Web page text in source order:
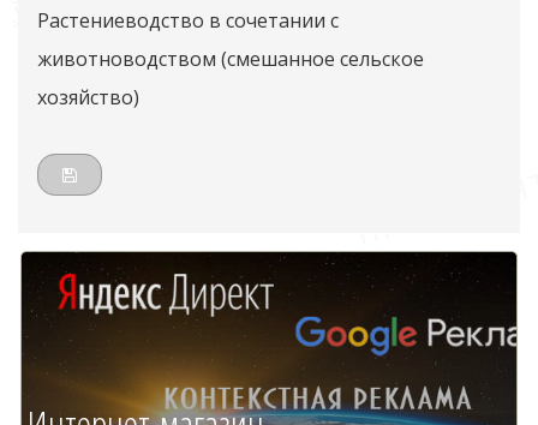
Растениеводство в сочетании с
животноводством (смешанное сельское
хозяйство)